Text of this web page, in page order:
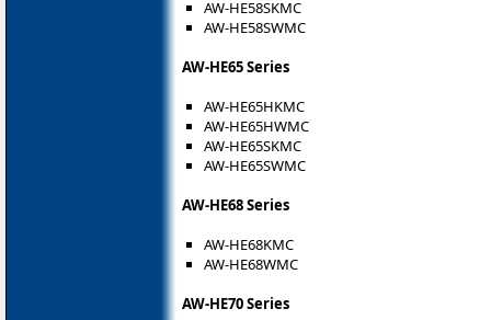
AW-HE58SKMC
AW-HE58SWMC
AW-HE65 Series
AW-HE65HKMC
AW-HE65HWMC
AW-HE65SKMC
AW-HE65SWMC
AW-HE68 Series
AW-HE68KMC
AW-HE68WMC
AW-HE70 Series